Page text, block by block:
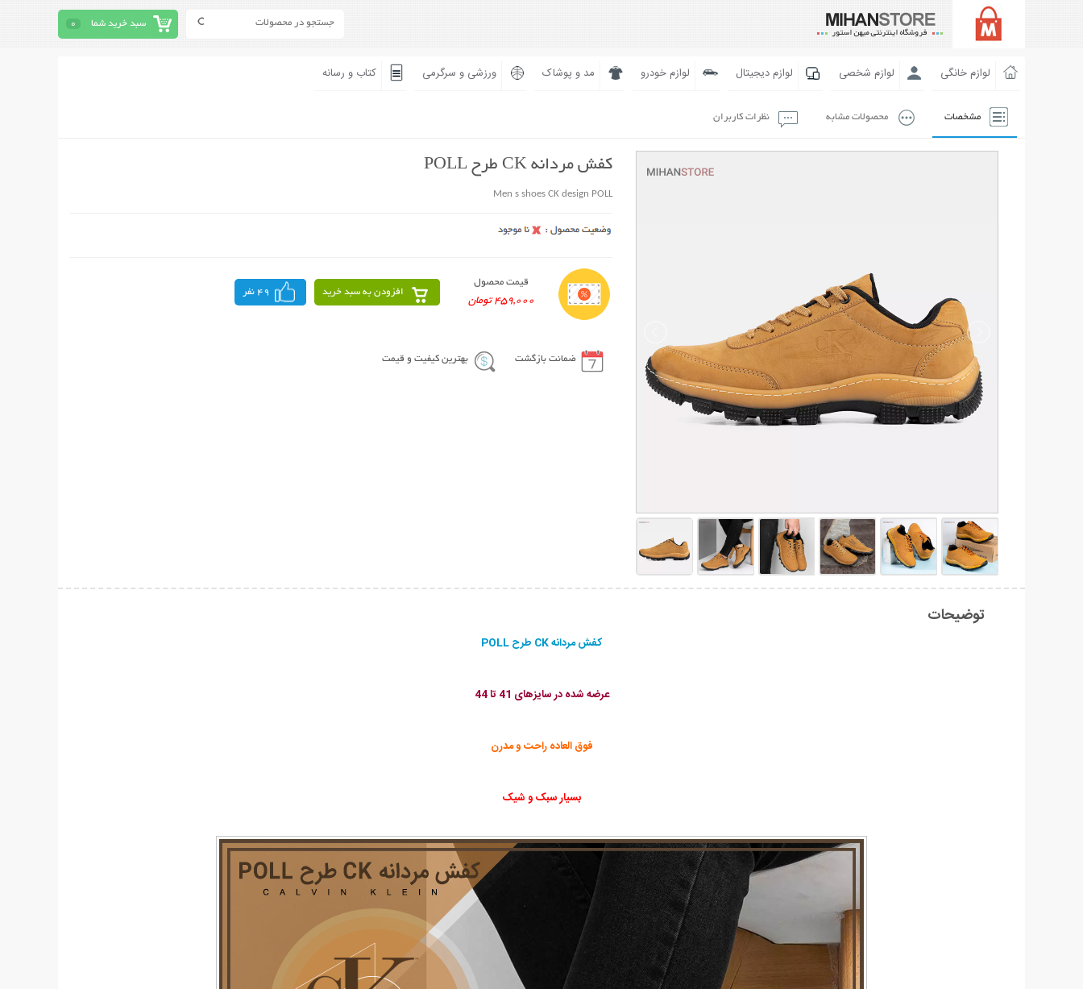
سبد خرید شما 0
لوازم خانگی لوازم شخصی لوازم دیجیتال لوازم خودرو مد و پوشاک ورزشی و سرگرمی کتاب و رسانه
مشخصات محصولات مشابه نظرات کاربران
کفش مردانه CK طرح POLL
Men s shoes CK design POLL
قیمت محصول
459,000 تومان
افزودن به سبد خرید 49 نفر
ضمانت بازگشت بهترین کیفیت و قیمت
توضیحات
کفش مردانه CK طرح POLL
عرضه شده در سایزهای 41 تا 44
فوق العاده راحت و مدرن
بسیار سبک و شیک